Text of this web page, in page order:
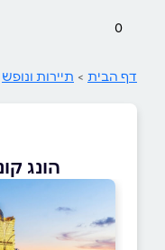
0
דף הבית > תיירות ונופש
הונג